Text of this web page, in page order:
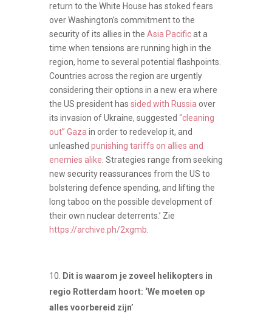
return to the White House has stoked fears
over Washington’s commitment to the
security of its allies in the Asia Pacificat a
time when tensions are running high in the
region, home to several potential flashpoints.
Countries across the region are urgently
considering their options in a new era where
the US president has sided with Russia over
its invasion of Ukraine, suggested “cleaning
out” Gaza in order to redevelop it, and
unleashed punishing tariffs on allies and
enemies alike . Strategies range from seeking
new security reassurances from the US to
bolstering defence spending, and lifting the
long taboo on the possible development of
their own nuclear deterrents.’ Zie
https://archive.ph/2xgmb
Dit is waarom je zoveel helikopters in
regio Rotterdam hoort: ‘We moeten op
alles voorbereid zijn’